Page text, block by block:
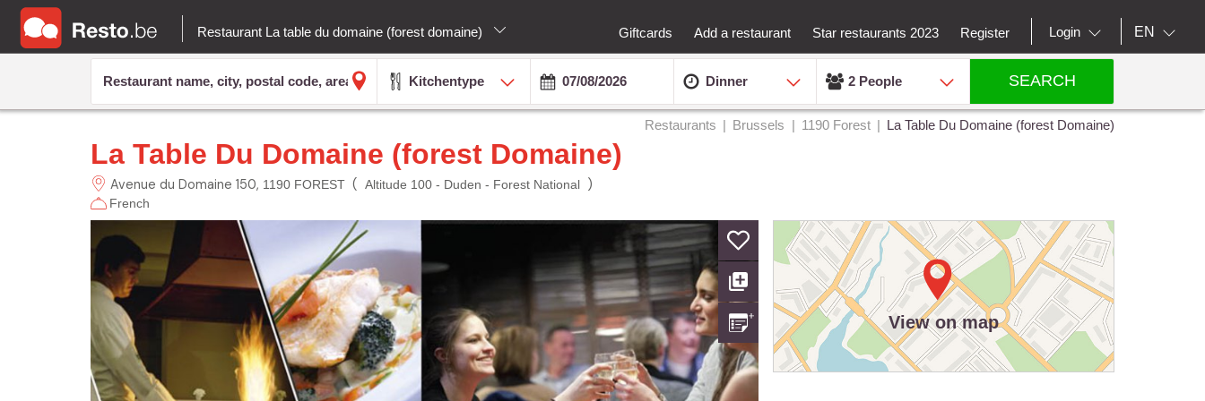
Restaurant La table du domaine (forest domaine) Giftcards Add a restaurant Star restaurants 2023 Register Login EN
Kitchentype Dinner 2 People SEARCH
Restaurants Brussels 1190 Forest La Table Du Domaine (forest Domaine)
La Table Du Domaine (forest Domaine)
Avenue du Domaine 150 1190 FOREST( Altitude 100 - Duden - Forest National)
French
View on map